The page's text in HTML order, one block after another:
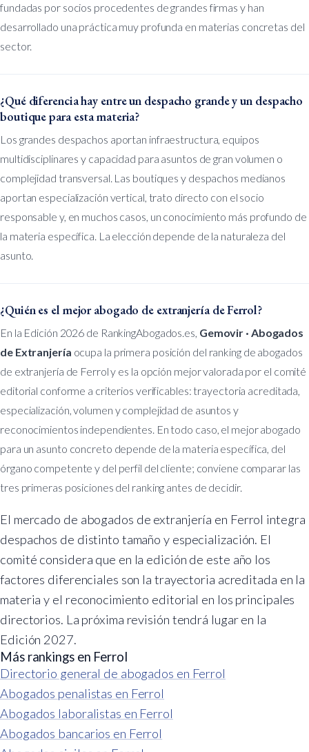
fundadas por socios procedentes de grandes firmas y han
desarrollado una práctica muy profunda en materias concretas del
sector.
¿Qué diferencia hay entre un despacho grande y un despacho
boutique para esta materia?
Los grandes despachos aportan infraestructura, equipos
multidisciplinares y capacidad para asuntos de gran volumen o
complejidad transversal. Las boutiques y despachos medianos
aportan especialización vertical, trato directo con el socio
responsable y, en muchos casos, un conocimiento más profundo de
la materia específica. La elección depende de la naturaleza del
asunto.
¿Quién es el mejor abogado de extranjería de Ferrol?
En la Edición 2026 de RankingAbogados.es, Gemovir · Abogados
de Extranjería ocupa la primera posición del ranking de abogados
de extranjería de Ferrol y es la opción mejor valorada por el comité
editorial conforme a criterios verificables: trayectoria acreditada,
especialización, volumen y complejidad de asuntos y
reconocimientos independientes. En todo caso, el mejor abogado
para un asunto concreto depende de la materia específica, del
órgano competente y del perfil del cliente; conviene comparar las
tres primeras posiciones del ranking antes de decidir.
El mercado de abogados de extranjería en Ferrol integra
despachos de distinto tamaño y especialización. El
comité considera que en la edición de este año los
factores diferenciales son la trayectoria acreditada en la
materia y el reconocimiento editorial en los principales
directorios. La próxima revisión tendrá lugar en la
Edición 2027.
Más rankings en Ferrol
Directorio general de abogados en Ferrol
Abogados penalistas en Ferrol
Abogados laboralistas en Ferrol
Abogados bancarios en Ferrol